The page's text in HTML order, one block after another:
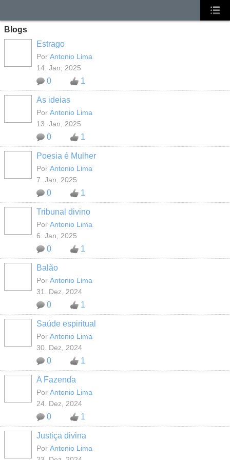
Blogs
Estrago
Por Antonio Lima
14. Jan, 2025
0 1
As ideias
Por Antonio Lima
13. Jan, 2025
0 1
Poesia é Mulher
Por Antonio Lima
7. Jan, 2025
0 1
Tribunal divino
Por Antonio Lima
6. Jan, 2025
0 1
Balão
Por Antonio Lima
31. Dez, 2024
0 1
Saúde espiritual
Por Antonio Lima
30. Dez, 2024
0 1
A Fazenda
Por Antonio Lima
24. Dez, 2024
0 1
Justiça divina
Por Antonio Lima